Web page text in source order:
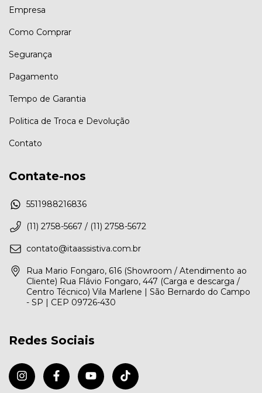
Empresa
Como Comprar
Segurança
Pagamento
Tempo de Garantia
Politica de Troca e Devolução
Contato
Contate-nos
5511988216836
(11) 2758-5667 / (11) 2758-5672
contato@itaassistiva.com.br
Rua Mario Fongaro, 616 (Showroom / Atendimento ao
Cliente) Rua Flávio Fongaro, 447 (Carga e descarga /
Centro Técnico) Vila Marlene | São Bernardo do Campo
- SP | CEP 09726-430
Redes Sociais